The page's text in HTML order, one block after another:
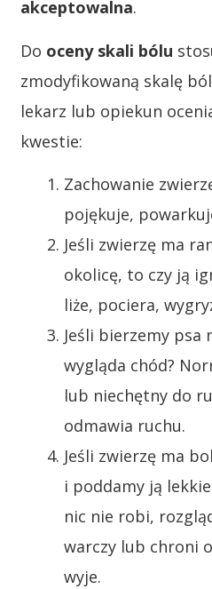
akceptowalna.
Do oceny skali bólu
zmodyfikowaną skalę
lekarz lub opiekun
kwestie:
Zachowanie
pojękuje,
Jeśli zwierzę ma
okolicę, to czy ją
liże, pociera,
Jeśli bierzemy psa
wygląda chód?
lub niechętny do
odmawia ruchu.
Jeśli zwierzę ma
i poddamy ją
nic nie robi,
warczy lub chroni
wyje.